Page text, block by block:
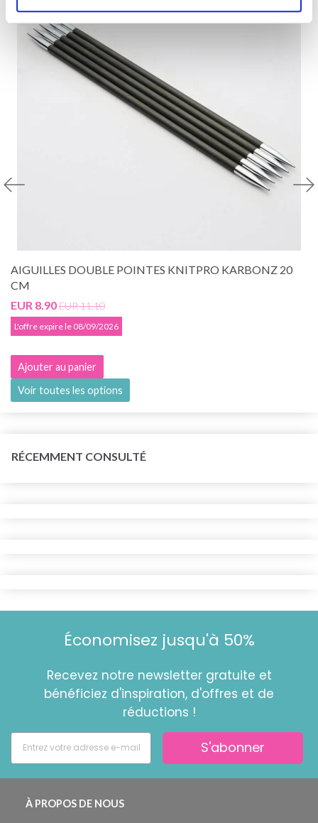
AIGUILLES DOUBLE POINTES KNITPRO KARBONZ 20
CM
EUR 8.90EUR 11.10
L'offre expire le 08/09/2026
Ajouter au panier
Voir toutes les options
RÉCEMMENT CONSULTÉ
Économisez jusqu'à 50%
Recevez notre newsletter gratuite et
bénéficiez d'inspiration, d'offres et de
réductions !
S'abonner
À PROPOS DE NOUS